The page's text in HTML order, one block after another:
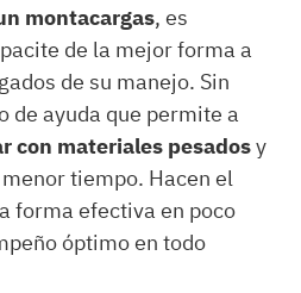
montacargas, es
de la mejor forma a
de su manejo. Sin
de ayuda que permite a
con materialespesadosy
tiempo. Hacen el
forma efectiva en poco
óptimo en todo